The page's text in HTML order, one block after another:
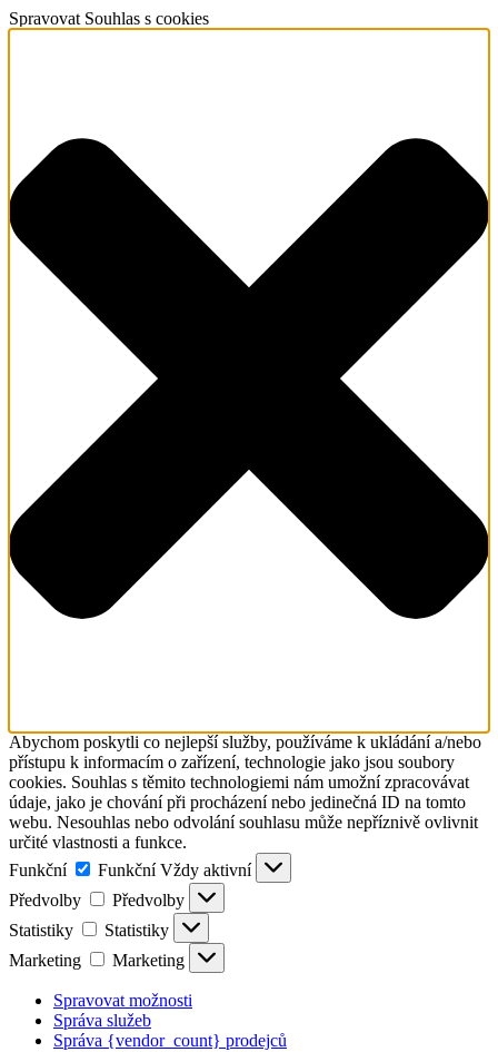
Spravovat Souhlas s cookies
Abychom poskytli co nejlepší služby, používáme k ukládání a/nebo
přístupu k informacím o zařízení, technologie jako jsou soubory
cookies. Souhlas s těmito technologiemi nám umožní zpracovávat
údaje, jako je chování při procházení nebo jedinečná ID na tomto
webu. Nesouhlas nebo odvolání souhlasu může nepříznivě ovlivnit
určité vlastnosti a funkce.
Funkční
Funkční Vždy aktivní
Předvolby
Předvolby
Statistiky
Statistiky
Marketing
Marketing
Spravovat možnosti
Správa služeb
Správa {vendor_count} prodejců